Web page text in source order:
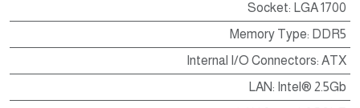
Socket: LGA 1700
Memory Type: DDR5
Internal I/O Connectors:ATX
LAN: Intel® 2.5Gb